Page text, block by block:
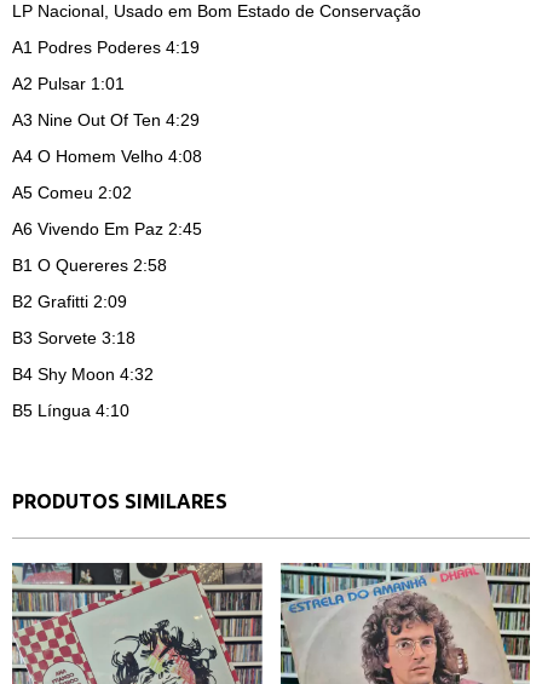
LP Nacional, Usado em Bom Estado de Conservação
A1 Podres Poderes 4:19
A2 Pulsar 1:01
A3 Nine Out Of Ten 4:29
A4 O Homem Velho 4:08
A5 Comeu 2:02
A6 Vivendo Em Paz 2:45
B1 O Quereres 2:58
B2 Grafitti 2:09
B3 Sorvete 3:18
B4 Shy Moon 4:32
B5 Língua 4:10
PRODUTOS SIMILARES